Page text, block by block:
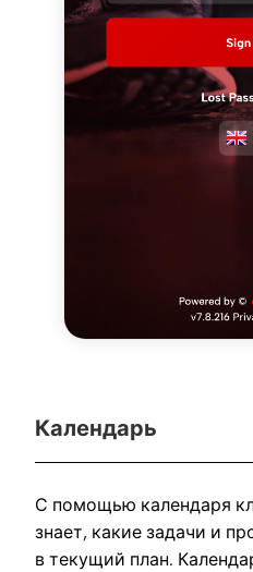
Календарь
С помощью календаря
знает, какие задачи и
в текущий план.